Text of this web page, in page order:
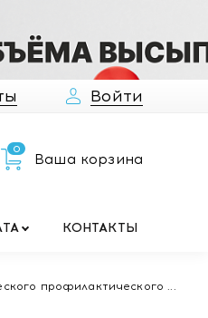
Войти
0
Ваша корзина
КОНТАКТЫ
профилактического ...